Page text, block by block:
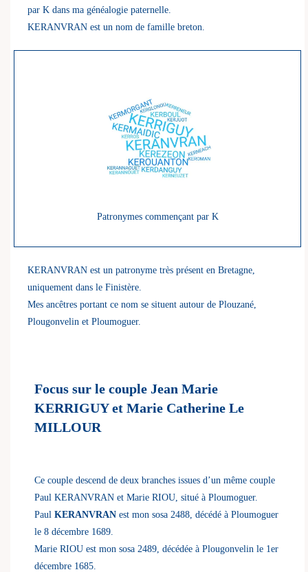
par K dans ma généalogie paternelle.
KERANVRAN est un nom de famille breton.
Patronymes commençant par K
KERANVRAN est un patronyme très présent en Bretagne,
uniquement dans le Finistère.
Mes ancêtres portant ce nom se situent autour de Plouzané,
Plougonvelin et Ploumoguer.
Focus sur le couple Jean Marie
KERRIGUY et Marie Catherine Le
MILLOUR
Ce couple descend de deux branches issues d’un même couple
Paul KERANVRAN et Marie RIOU, situé à Ploumoguer.
Paul KERANVRAN est mon sosa 2488, décédé à Ploumoguer
le 8 décembre 1689.
Marie RIOU est mon sosa 2489, décédée à Plougonvelin le 1er
décembre 1685.